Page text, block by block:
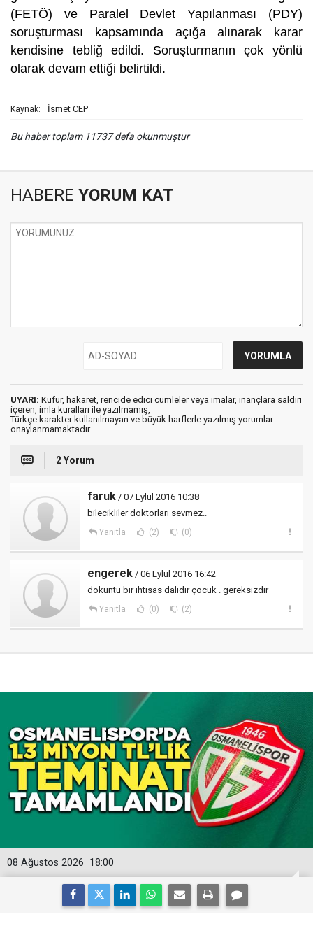
(FETÖ) ve Paralel Devlet Yapılanması (PDY)
soruşturması kapsamında açığa alınarak karar
kendisine tebliğ edildi. Soruşturmanın çok yönlü
olarak devam ettiği belirtildi.
Kaynak: İsmet CEP
Bu haber toplam 11737 defa okunmuştur
HABERE YORUM KAT
UYARI: Küfür, hakaret, rencide edici cümleler veya imalar, inançlara saldırı
içeren, imla kuralları ile yazılmamış,
Türkçe karakter kullanılmayan ve büyük harflerle yazılmış yorumlar
onaylanmamaktadır.
2 Yorum
faruk / 07 Eylül 2016 10:38
bilecikliler doktorları sevmez..
Yanıtla (2) (0)
engerek / 06 Eylül 2016 16:42
döküntü bir ihtisas dalıdır çocuk . gereksizdir
Yanıtla (0) (2)
18:00
08 Ağustos 2026